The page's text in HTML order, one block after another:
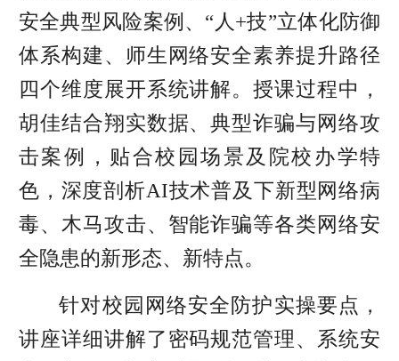
安全典型风险案例、“人+技”立体化防御
体系构建、师生网络安全素养提升路径
四个维度展开系统讲解。授课过程中，
胡佳结合翔实数据、典型诈骗与网络攻
击案例，贴合校园场景及院校办学特
色，深度剖析AI技术普及下新型网络病
毒、木马攻击、智能诈骗等各类网络安
全隐患的新形态、新特点。
针对校园网络安全防护实操要点，
讲座详细讲解了密码规范管理、系统安